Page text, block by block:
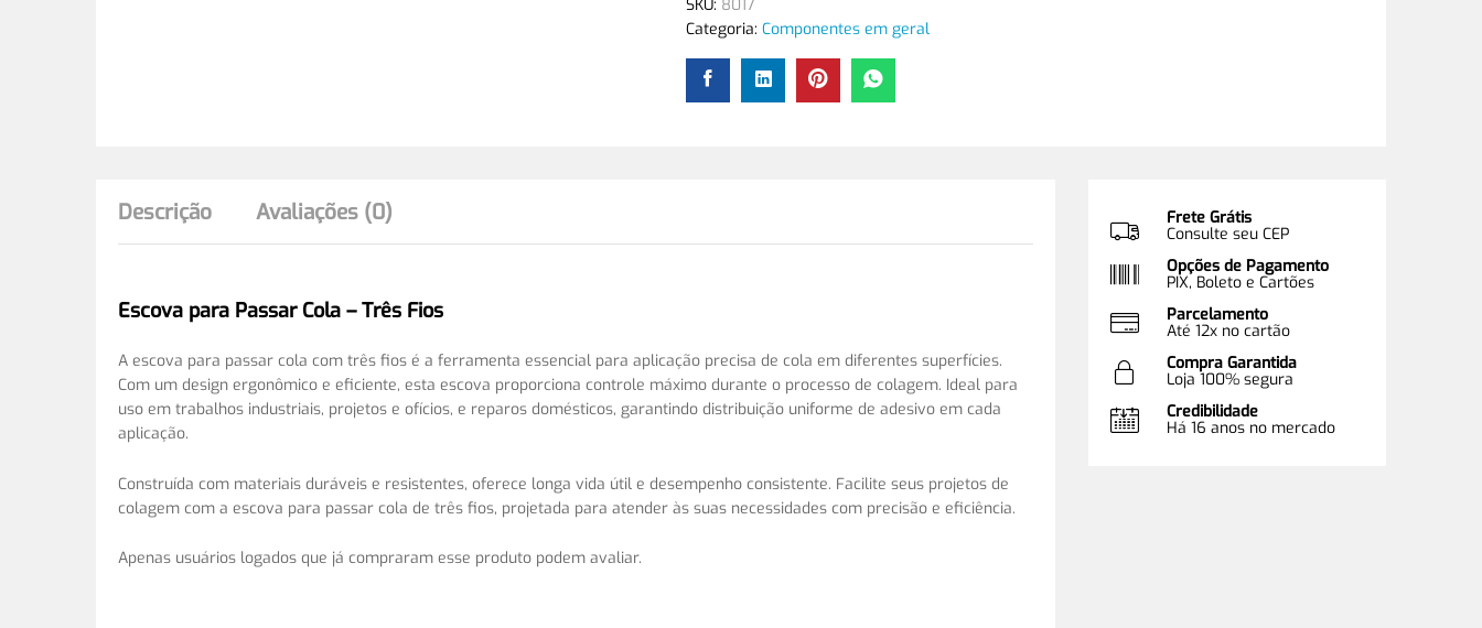
Três
fios
quantidade
SKU: 8017
Categoria:Componentes em geral
Descrição Avaliações (0)
Escova para Passar Cola – Três Fios
A escova para passar cola com três fios é a ferramenta essencial para aplicação precisa de cola em diferentes superfícies.
Com um design ergonômico e eficiente, esta escova proporciona controle máximo durante o processo de colagem. Ideal para
uso em trabalhos industriais, projetos e ofícios, e reparos domésticos, garantindo distribuição uniforme de adesivo em cada
aplicação.
Construída com materiais duráveis e resistentes, oferece longa vida útil e desempenho consistente. Facilite seus projetos de
colagem com a escova para passar cola de três fios, projetada para atender às suas necessidades com precisão e eficiência.
Apenas usuários logados que já compraram esse produto podem avaliar.
Frete Grátis
Consulte seu CEP
Opções de Pagamento
PIX, Boleto e Cartões
Parcelamento
Até 12x no cartão
Compra Garantida
Loja 100% segura
Credibilidade
Há 16 anos no mercado